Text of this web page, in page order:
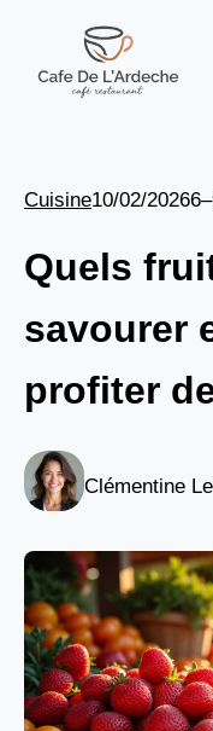
contenu
Cuisine10/02/2026
Quels
savourer
profiter
Clémentine